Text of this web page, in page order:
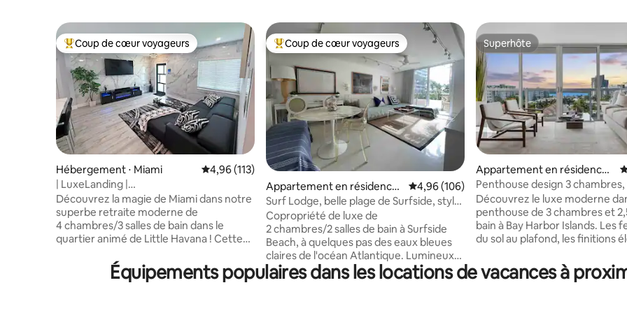
Coups de cœur voyageurs les plus appréciés
Coup de cœur voyageurs
Hébergement ⋅ Miami Évaluation moyenne sur la base de 113 commentaires : 4,96 sur 5
4,96 (113)
| LuxeLanding |
Piscine+Salon+Échecs+BBQ+Golf+Aéroport
Découvrez la magie de Miami dans notre
superbe retraite moderne de
4 chambres/3 salles de bain dans le
quartier animé de Little Havana ! Cette
accueillir jusqu'à 11 personnes et dispose
d'un salon élégant, d'une cuisine
Coups de cœur voyageurs les plus appréciés
Coup de cœur voyageurs
Appartement en résidence
⋅ Surfside
Évaluation moyenne sur la base de 106
4,96 (106)
Surf Lodge, belle plage de Surfside, style
surf
Copropriété de luxe de
2 chambres/2 salles de bain à Surfside
Beach, à quelques pas des eaux bleues
claires de l'océan Atlantique. Lumineux
et rempli de lumière avec vue directe sur
l'océan et exposition d'angle, lumière sur
Superhôte
Superhôte
Appartement en résidence ⋅
Bay Harbor Islands
Penthouse design 3 chambres,
sur le toit, à pied de la plage
Découvrez le luxe moderne
penthouse de 3 chambres et
bain à Bay Harbor Islands. Les
du sol au plafond, les finitions
lumineuse et élégante.
salon spacieux, d'une cuisine
Équipements populaires dans les locations de vacances à